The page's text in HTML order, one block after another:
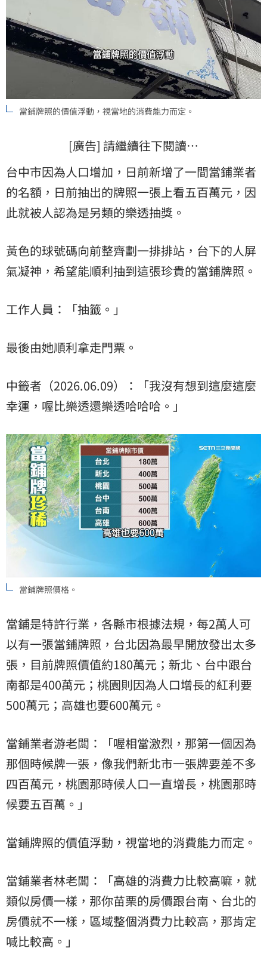
當鋪牌照的價值浮動，視當地的消費能力而定。
[廣告] 請繼續往下閱讀…
台中市因為人口增加，日前新增了一間當鋪業者
的名額，日前抽出的牌照一張上看五百萬元，因
此就被人認為是另類的樂透抽獎。
黃色的球號碼向前整齊劃一排排站，台下的人屏
氣凝神，希望能順利抽到這張珍貴的當鋪牌照。
工作人員：「抽籤。」
最後由她順利拿走門票。
中籤者（2026.06.09）：「我沒有想到這麼這麼
幸運，喔比樂透還樂透哈哈哈。」
當鋪牌照價格。
當鋪是特許行業，各縣市根據法規，每2萬人可
以有一張當鋪牌照，台北因為最早開放發出太多
張，目前牌照價值約180萬元；新北、台中跟台
南都是400萬元；桃園則因為人口增長的紅利要
500萬元；高雄也要600萬元。
當鋪業者游老闆：「喔相當激烈，那第一個因為
那個時候牌一張，像我們新北市一張牌要差不多
四百萬元，桃園那時候人口一直增長，桃園那時
候要五百萬。」
當鋪牌照的價值浮動，視當地的消費能力而定。
當鋪業者林老闆：「高雄的消費力比較高嘛，就
類似房價一樣，那你苗栗的房價跟台南、台北的
房價就不一樣，區域整個消費力比較高，那肯定
喊比較高。」